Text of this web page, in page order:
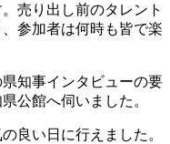
売り出し前のタレント
参加者は何時も皆で楽
知事インタビューの要
公館へ伺いました。
良い日に行えました。